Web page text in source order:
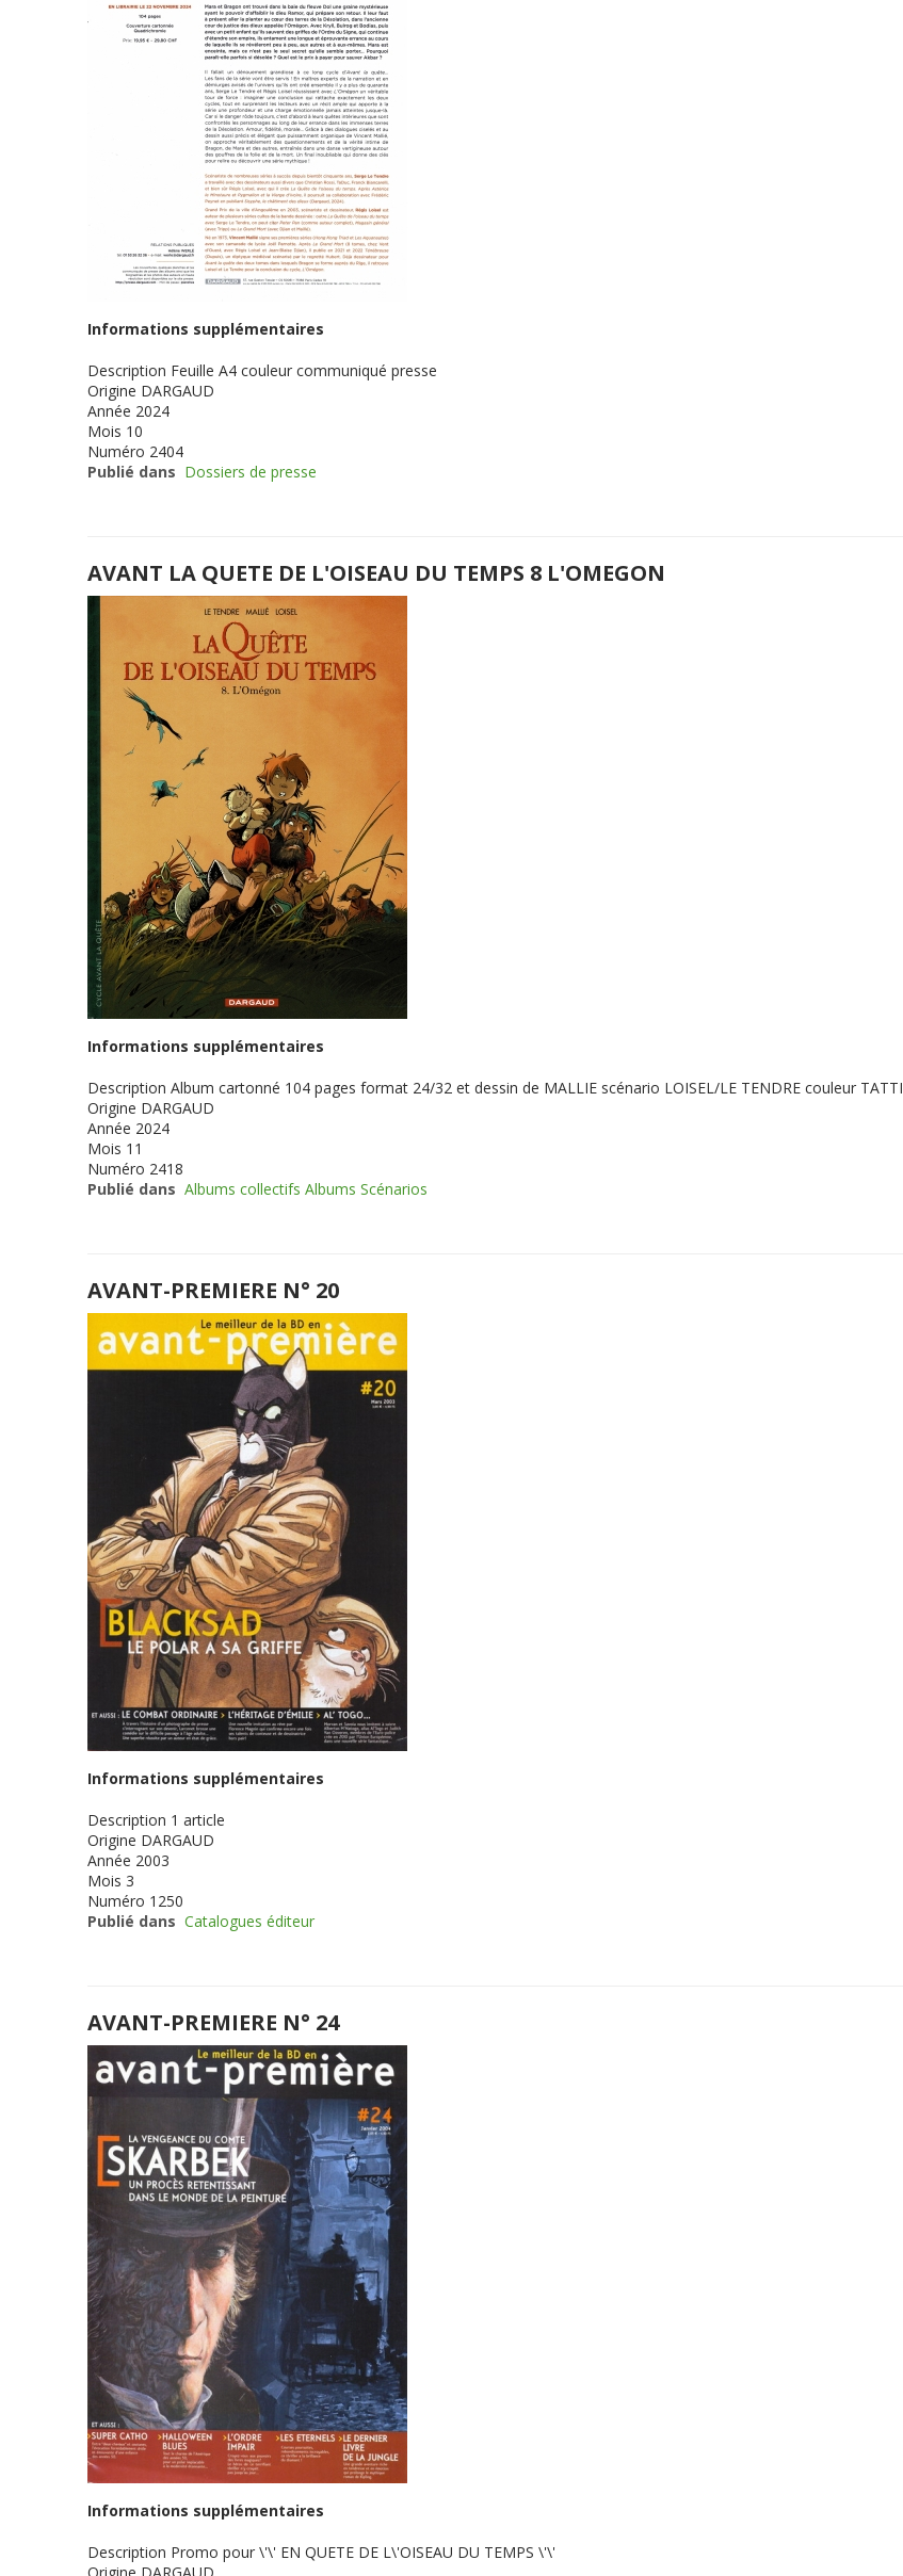
Informations supplémentaires
Description Feuille A4 couleur communiqué presse
Origine DARGAUD
Année 2024
Mois 10
Numéro 2404
Publié dans Dossiers de presse
AVANT LA QUETE DE L'OISEAU DU TEMPS 8 L'OMEGON
Informations supplémentaires
Description Album cartonné 104 pages format 24/32 et dessin de MALLIE scénario LOISEL/LE TENDRE couleur TATTI
Origine DARGAUD
Année 2024
Mois 11
Numéro 2418
Publié dans Albums collectifs Albums Scénarios
AVANT-PREMIERE N° 20
Informations supplémentaires
Description 1 article
Origine DARGAUD
Année 2003
Mois 3
Numéro 1250
Publié dans Catalogues éditeur
AVANT-PREMIERE N° 24
Informations supplémentaires
Description Promo pour \'\' EN QUETE DE L\'OISEAU DU TEMPS \'\'